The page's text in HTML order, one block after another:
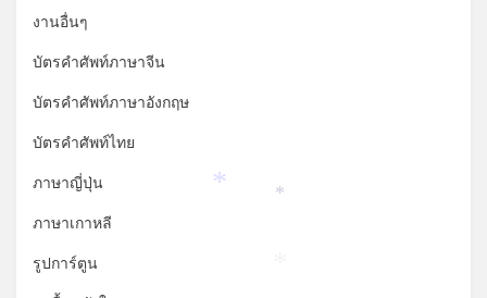
งานอื่นๆ
บัตรคำศัพท์ภาษาจีน
บัตรคำศัพท์ภาษาอังกฤษ
บัตรคำศัพท์ไทย
ภาษาญี่ปุ่น
ภาษาเกาหลี
รูปการ์ตูน